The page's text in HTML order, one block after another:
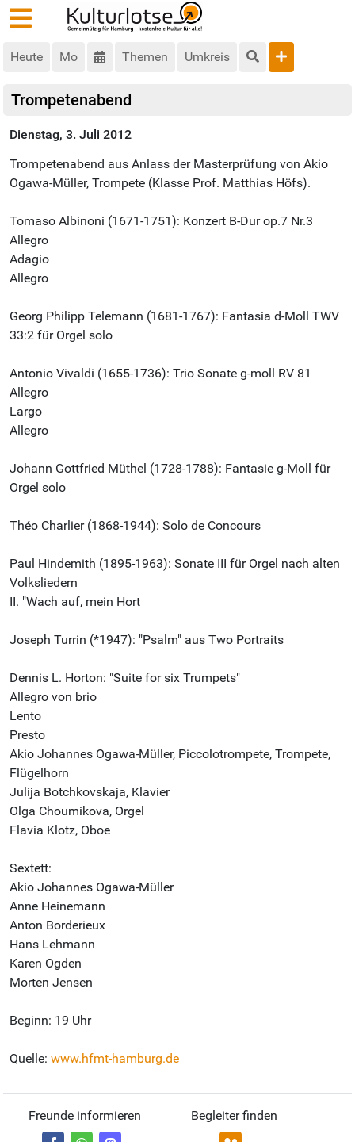
Heute Mo Themen Umkreis
Trompetenabend
Dienstag, 3. Juli 2012
Trompetenabend aus Anlass der Masterprüfung von Akio
Ogawa-Müller, Trompete (Klasse Prof. Matthias Höfs).
Tomaso Albinoni (1671-1751): Konzert B-Dur op.7 Nr.3
Allegro
Adagio
Allegro
Georg Philipp Telemann (1681-1767): Fantasia d-Moll TWV
33:2 für Orgel solo
Antonio Vivaldi (1655-1736): Trio Sonate g-moll RV 81
Allegro
Largo
Allegro
Johann Gottfried Müthel (1728-1788): Fantasie g-Moll für
Orgel solo
Théo Charlier (1868-1944): Solo de Concours
Paul Hindemith (1895-1963): Sonate III für Orgel nach alten
Volksliedern
II. "Wach auf, mein Hort
Joseph Turrin (*1947): "Psalm" aus Two Portraits
Dennis L. Horton: "Suite for six Trumpets"
Allegro von brio
Lento
Presto
Akio Johannes Ogawa-Müller, Piccolotrompete, Trompete,
Flügelhorn
Julija Botchkovskaja, Klavier
Olga Choumikova, Orgel
Flavia Klotz, Oboe
Sextett:
Akio Johannes Ogawa-Müller
Anne Heinemann
Anton Borderieux
Hans Lehmann
Karen Ogden
Morten Jensen
Beginn: 19 Uhr
Quelle: www.hfmt-hamburg.de
Freunde informieren Begleiter finden